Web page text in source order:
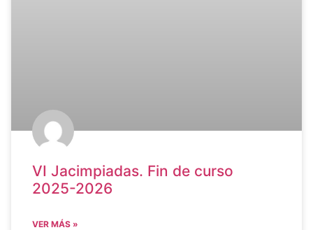
VI Jacimpiadas. Fin de curso
2025-2026
VER MÁS »